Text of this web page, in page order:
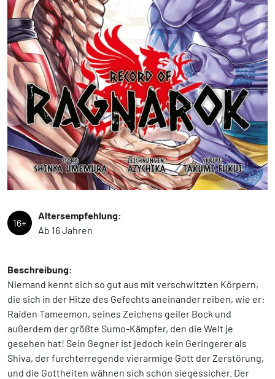
16+
Altersempfehlung:
Ab 16 Jahren
Beschreibung:
Niemand kennt sich so gut aus mit verschwitzten Körpern,
die sich in der Hitze des Gefechts aneinander reiben, wie er:
Raiden Tameemon, seines Zeichens geiler Bock und
außerdem der größte Sumo-Kämpfer, den die Welt je
gesehen hat! Sein Gegner ist jedoch kein Geringerer als
Shiva, der furchterregende vierarmige Gott der Zerstörung,
und die Gottheiten wähnen sich schon siegessicher. Der